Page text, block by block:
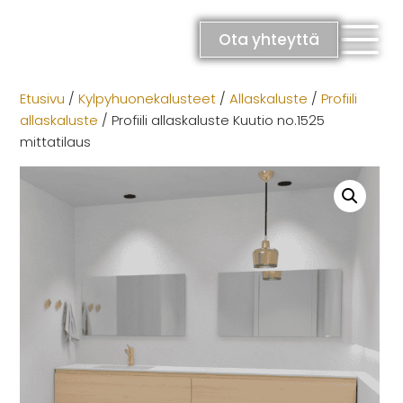
Ota yhteyttä
RATKAISUT
Kylpyhuoneet
Etusivu /Kylpyhuonekalusteet /Allaskaluste /Profiili
allaskaluste / Profiili allaskaluste Kuutio no.1525
mittatilaus